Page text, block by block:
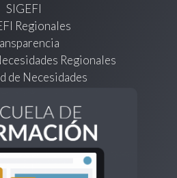
SIGEFI
Regionales
Regionales
de Necesidades